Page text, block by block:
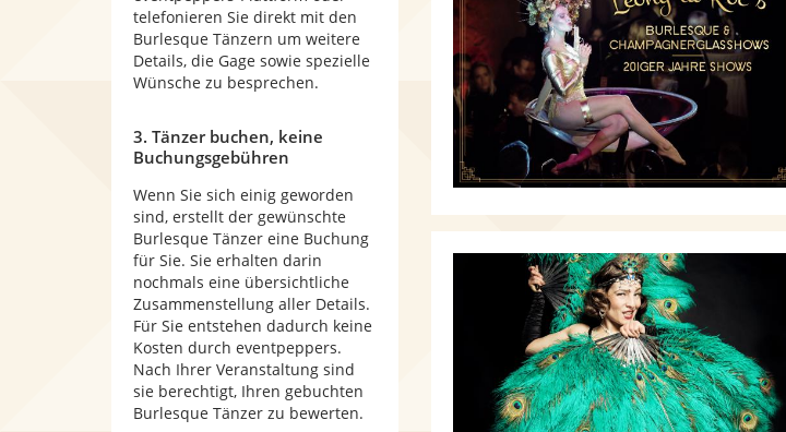
telefonieren Sie direkt mit den
Burlesque Tänzern um weitere
Details, die Gage sowie spezielle
Wünsche zu besprechen.
3. Tänzer buchen, keine
Buchungsgebühren
Wenn Sie sich einig geworden
sind, erstellt der gewünschte
Burlesque Tänzer eine Buchung
für Sie. Sie erhalten darin
nochmals eine übersichtliche
Zusammenstellung aller Details.
Für Sie entstehen dadurch keine
Kosten durch eventpeppers.
Nach Ihrer Veranstaltung sind
sie berechtigt, Ihren gebuchten
Burlesque Tänzer zu bewerten.